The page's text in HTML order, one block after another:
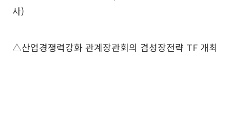
사)
△산업경쟁력강화 관계장관회의 겸성장전략 TF 개최